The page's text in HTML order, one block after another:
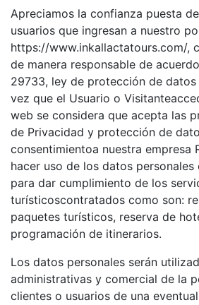
Apreciamos la confianza puesta
usuarios que ingresan a nuestro
https://www.inkallactatours.com/,
de manera responsable de
29733, ley de protección de datos
vez que el Usuario o
web se considera que acepta las
de Privacidad y protección de
consentimientoa nuestra empresa
hacer uso de los datos
para dar cumplimiento de los
turísticoscontratados como son:
paquetes turísticos, reserva de
programación de itinerarios.
Los datos personales serán
administrativas y comercial de la
clientes o usuarios de una